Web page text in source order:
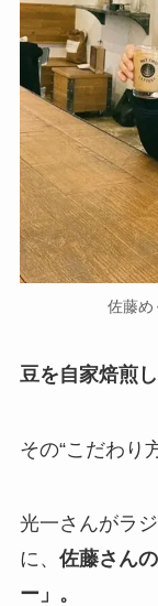
佐藤め
豆を自家焙煎
その“こだわり
光一さんがラ
に、 佐藤さん
ー」。